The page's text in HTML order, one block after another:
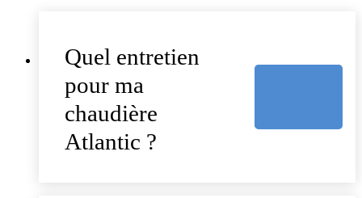
Quel entretien
pour ma
chaudière
Atlantic ?